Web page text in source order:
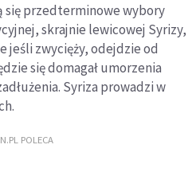
się przedterminowe wybory
skrajnie lewicowej Syrizy,
jeśli zwycięży, odejdzie od
się domagał umorzenia
Syriza prowadzi w
POLECA